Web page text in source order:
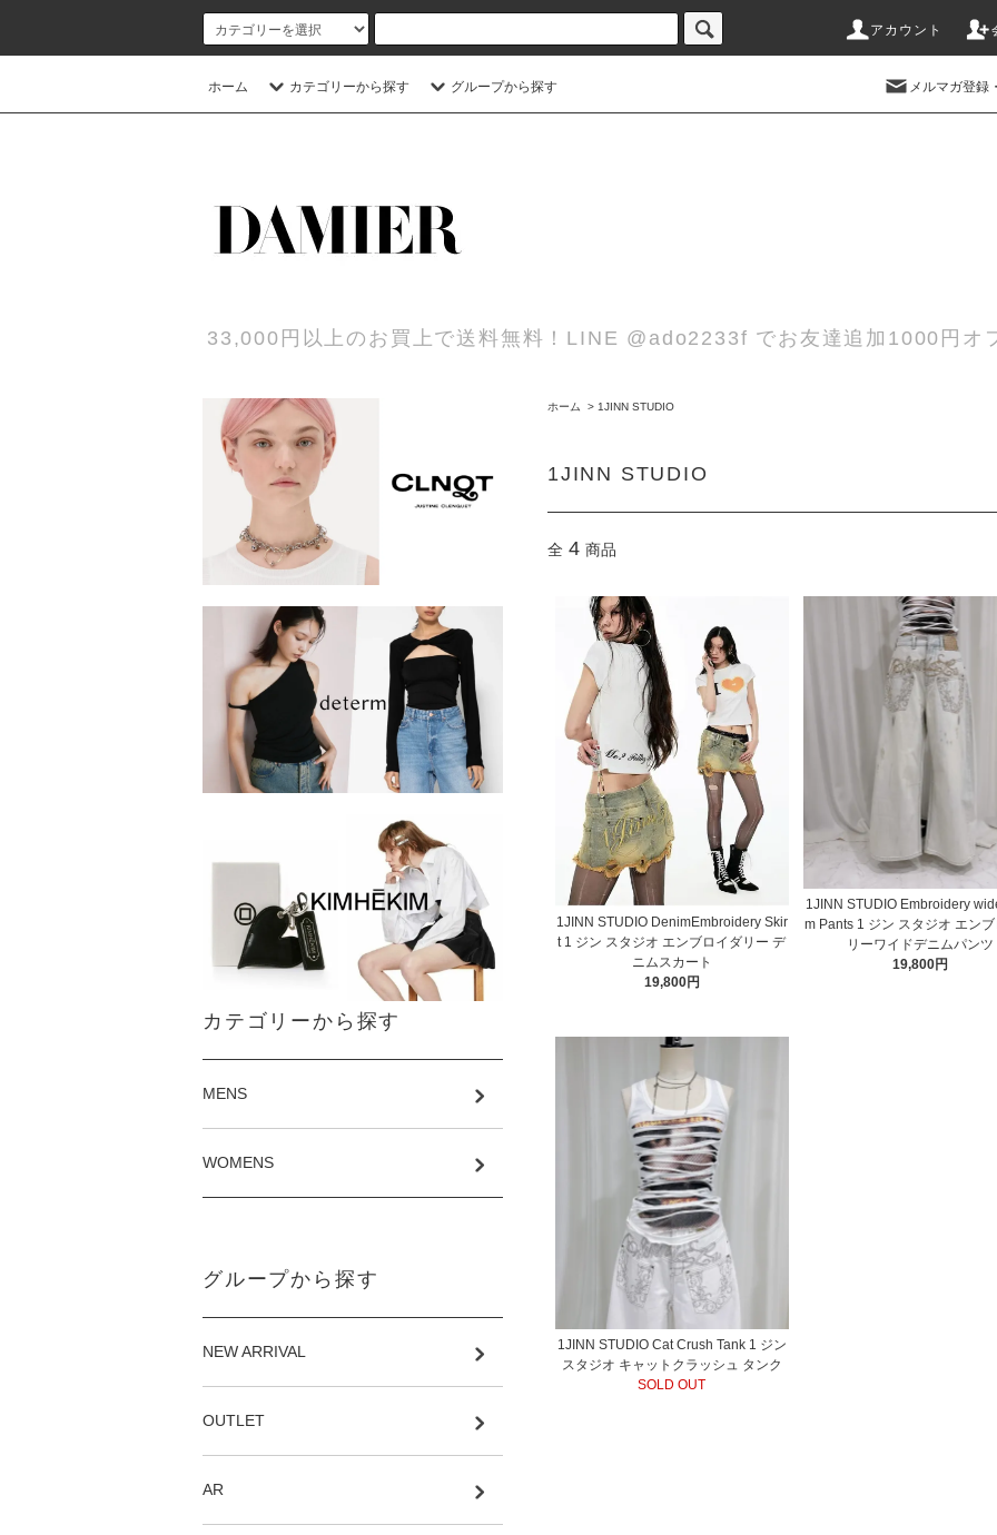
アカウント
ホーム カテゴリーから探す グループから探す メルマガ登録
33,000円以上のお買上で送料無料！LINE @ado2233f でお友達追加1000円オ
ホーム > 1JINN STUDIO
1JINN STUDIO
全 4 商品
1JINN STUDIO DenimEmbroidery Skir
t 1 ジン スタジオ エンブロイダリー デ
ニムスカート
19,800円
1JINN STUDIO Embroidery
m Pants 1 ジン スタジオ エン
リーワイドデニムパンツ
19,800円
1JINN STUDIO Cat Crush Tank 1 ジン
スタジオ キャットクラッシュ タンク
SOLD OUT
カテゴリーから探す
MENS
WOMENS
グループから探す
NEW ARRIVAL
OUTLET
AR